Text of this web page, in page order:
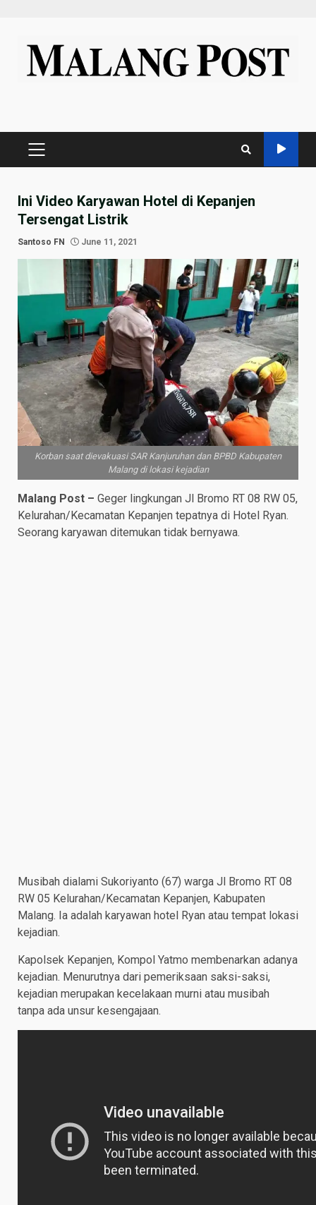
content
PRIMARY
Ini Video Karyawan Hotel di Kepanjen
Tersengat Listrik
Santoso FN June 11, 2021
Korban saat dievakuasi SAR Kanjuruhan dan BPBD Kabupaten
Malang di lokasi kejadian
Malang Post – Geger lingkungan Jl Bromo RT 08 RW 05,
Kelurahan/Kecamatan Kepanjen tepatnya di Hotel Ryan.
Seorang karyawan ditemukan tidak bernyawa.
Musibah dialami Sukoriyanto (67) warga Jl Bromo RT 08
RW 05 Kelurahan/Kecamatan Kepanjen, Kabupaten
Malang. Ia adalah karyawan hotel Ryan atau tempat lokasi
kejadian.
Kapolsek Kepanjen, Kompol Yatmo membenarkan adanya
kejadian. Menurutnya dari pemeriksaan saksi-saksi,
kejadian merupakan kecelakaan murni atau musibah
tanpa ada unsur kesengajaan.